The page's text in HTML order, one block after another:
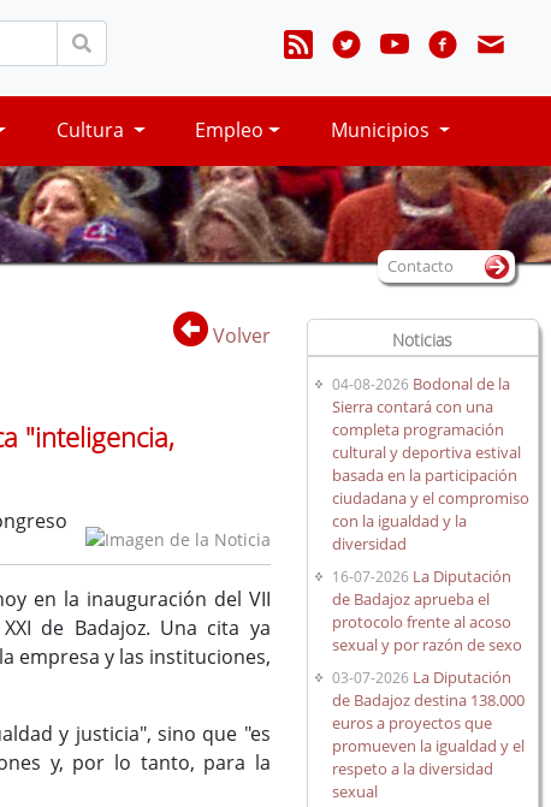
Cultura Empleo Municipios
Volver
"inteligencia,
en la inauguración del VII
de Badajoz. Una cita ya
empresa y las instituciones,
y justicia", sino que "es
y, por lo tanto, para la
Contacto
Noticias
04-08-2026 Bodonal de la
Sierra contará con una
completa programación
cultural y deportiva estival
basada en la participación
ciudadana y el compromiso
con la igualdad y la
diversidad
16-07-2026 La Diputación
de Badajoz aprueba el
protocolo frente al acoso
sexual y por razón de sexo
03-07-2026 La Diputación
de Badajoz destina 138.000
euros a proyectos que
promueven la igualdad y el
respeto a la diversidad
sexual